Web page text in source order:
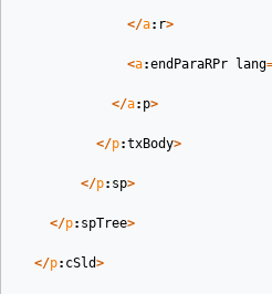
</a: r>
<a:endParaRPr lang
</a: p>
</p:txBody>
</p: sp>
</p: spTree>
</p: cSld>